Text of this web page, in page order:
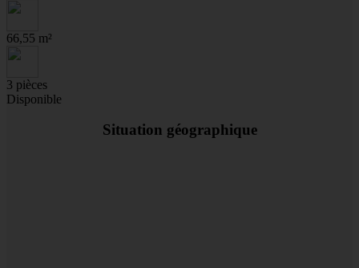
66,55 m²
3 pièces
Disponible
Situation géographique